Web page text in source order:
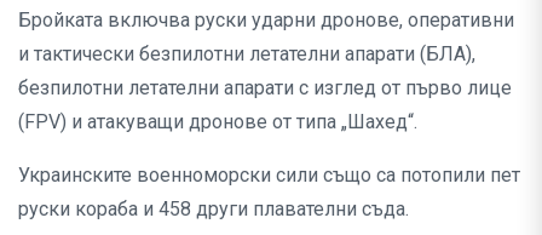
Бройката включва руски ударни дронове, оперативни
и тактически безпилотни летателни апарати (БЛА),
безпилотни летателни апарати с изглед от първо лице
(FPV) и атакуващи дронове от типа „Шахед“.
Украинските военноморски сили също са потопили пет
руски кораба и 458 други плавателни съда.